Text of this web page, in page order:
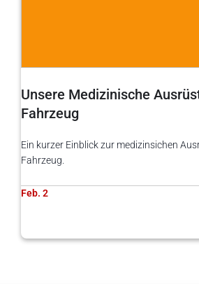
Unsere Medizinische
Fahrzeug
Ein kurzer Einblick zur medizinsichen
Fahrzeug.
Feb. 2